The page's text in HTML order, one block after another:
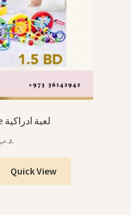
Thinking Game لعبة ادراكية
Quick View